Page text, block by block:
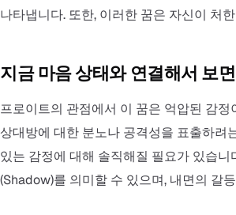
나타냅니다. 또한, 이러한 꿈은 자신이 처
지금 마음 상태와 연결해서 보면
프로이트의 관점에서 이 꿈은 억압된 감
상대방에 대한 분노나 공격성을 표출하려
있는 감정에 대해 솔직해질 필요가 있습
(Shadow)를 의미할 수 있으며, 내면의 갈